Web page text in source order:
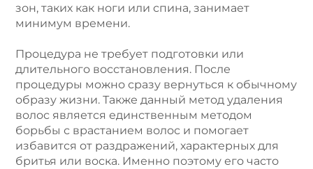
зон, таких как ноги или спина, занимает
минимум времени.
Процедура не требует подготовки или
длительного восстановления. После
процедуры можно сразу вернуться к обычному
образу жизни. Также данный метод удаления
волос является единственным методом
борьбы с врастанием волос и помогает
избавится от раздражений, характерных для
бритья или воска. Именно поэтому его часто